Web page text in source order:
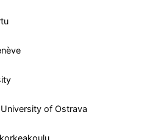
of Ostrava